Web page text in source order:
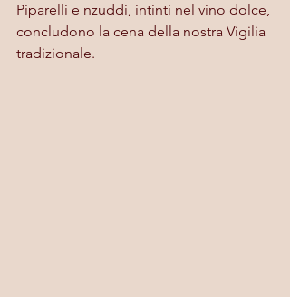
Piparelli e nzuddi, intinti nel vino dolce,
concludono la cena della nostra Vigilia
tradizionale.